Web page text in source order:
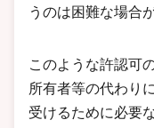
うのは困難な場合
このような許認可
所有者等の代わり
受けるために必要